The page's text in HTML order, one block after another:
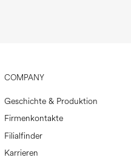
COMPANY
Geschichte & Produktion
Firmenkontakte
Filialfinder
Karrieren